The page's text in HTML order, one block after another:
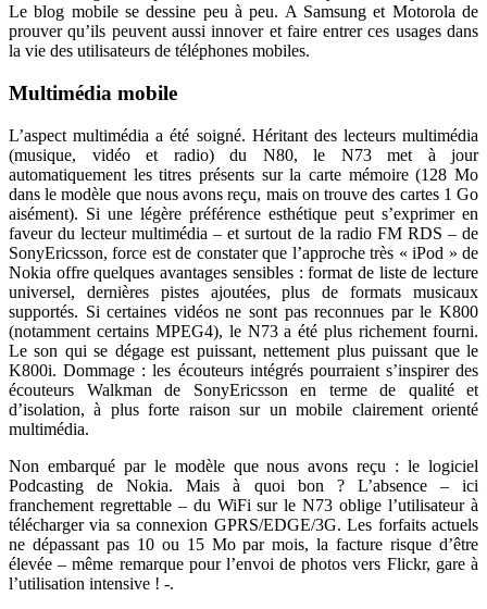
Le blog mobile se dessine peu à peu. A Samsung et Motorola de
prouver qu’ils peuvent aussi innover et faire entrer ces usages dans
la vie des utilisateurs de téléphones mobiles.
Multimédia mobile
L’aspect multimédia a été soigné. Héritant des lecteurs multimédia
(musique, vidéo et radio) du N80, le N73 met à jour
automatiquement les titres présents sur la carte mémoire (128 Mo
dans le modèle que nous avons reçu, mais on trouve des cartes 1 Go
aisément). Si une légère préférence esthétique peut s’exprimer en
faveur du lecteur multimédia – et surtout de la radio FM RDS – de
SonyEricsson, force est de constater que l’approche très « iPod » de
Nokia offre quelques avantages sensibles : format de liste de lecture
universel, dernières pistes ajoutées, plus de formats musicaux
supportés. Si certaines vidéos ne sont pas reconnues par le K800
(notamment certains MPEG4), le N73 a été plus richement fourni.
Le son qui se dégage est puissant, nettement plus puissant que le
K800i. Dommage : les écouteurs intégrés pourraient s’inspirer des
écouteurs Walkman de SonyEricsson en terme de qualité et
d’isolation, à plus forte raison sur un mobile clairement orienté
multimédia.
Non embarqué par le modèle que nous avons reçu : le logiciel
Podcasting de Nokia. Mais à quoi bon ? L’absence – ici
franchement regrettable – du WiFi sur le N73 oblige l’utilisateur à
télécharger via sa connexion GPRS/EDGE/3G. Les forfaits actuels
ne dépassant pas 10 ou 15 Mo par mois, la facture risque d’être
élevée – même remarque pour l’envoi de photos vers Flickr, gare à
l’utilisation intensive ! -.